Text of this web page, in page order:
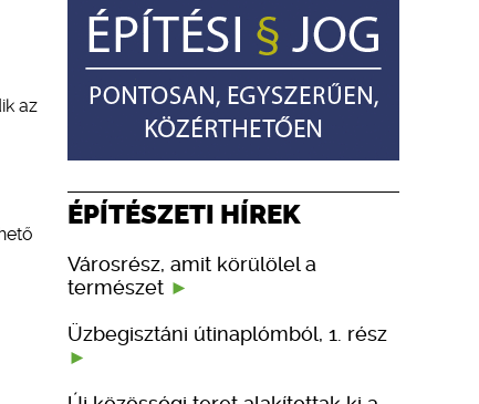
az
ÉPÍTÉSZETI HÍREK
Városrész, amit körülölel a
természet
Üzbegisztáni útinaplómból, 1. rész